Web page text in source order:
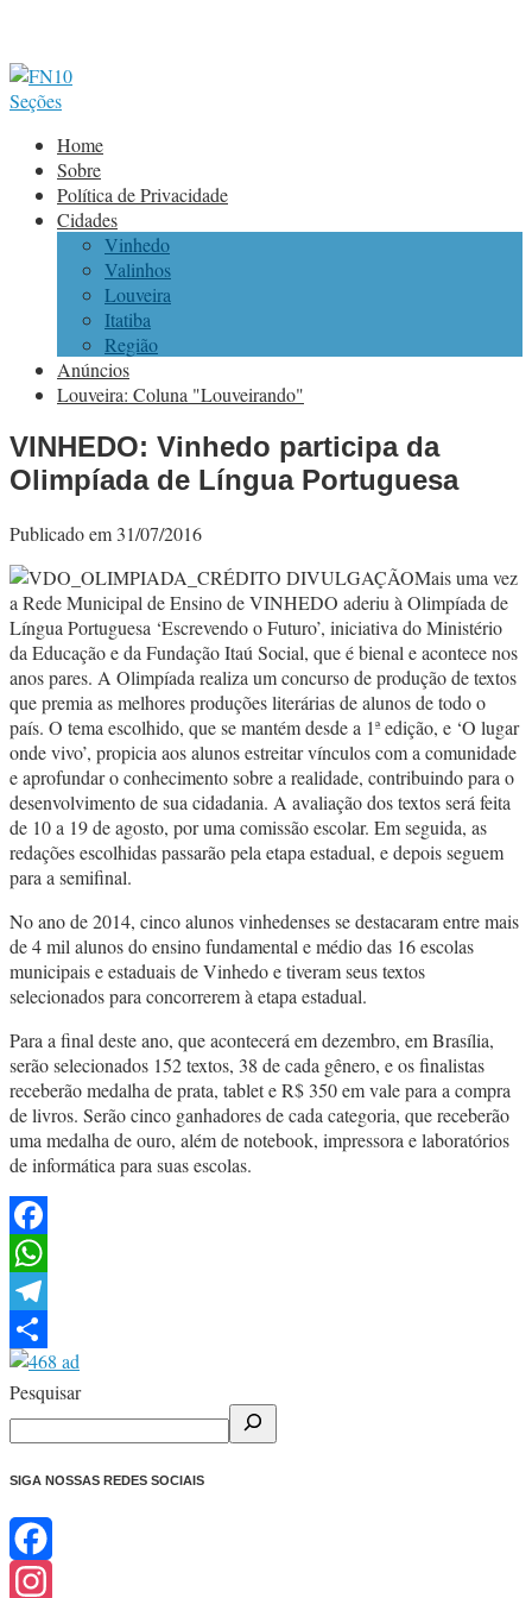
Seções
Home
Sobre
Política de Privacidade
Cidades
Vinhedo
Valinhos
Louveira
Itatiba
Região
Anúncios
Louveira: Coluna "Louveirando"
VINHEDO: Vinhedo participa da
Olimpíada de Língua Portuguesa
Publicado em 31/07/2016
Mais uma vez
a Rede Municipal de Ensino de VINHEDO aderiu à Olimpíada de
Língua Portuguesa ‘Escrevendo o Futuro’, iniciativa do Ministério
da Educação e da Fundação Itaú Social, que é bienal e acontece nos
anos pares. A Olimpíada realiza um concurso de produção de textos
que premia as melhores produções literárias de alunos de todo o
país. O tema escolhido, que se mantém desde a 1ª edição, e ‘O lugar
onde vivo’, propicia aos alunos estreitar vínculos com a comunidade
e aprofundar o conhecimento sobre a realidade, contribuindo para o
desenvolvimento de sua cidadania. A avaliação dos textos será feita
de 10 a 19 de agosto, por uma comissão escolar. Em seguida, as
redações escolhidas passarão pela etapa estadual, e depois seguem
para a semifinal.
No ano de 2014, cinco alunos vinhedenses se destacaram entre mais
de 4 mil alunos do ensino fundamental e médio das 16 escolas
municipais e estaduais de Vinhedo e tiveram seus textos
selecionados para concorrerem à etapa estadual.
Para a final deste ano, que acontecerá em dezembro, em Brasília,
serão selecionados 152 textos, 38 de cada gênero, e os finalistas
receberão medalha de prata, tablet e R$ 350 em vale para a compra
de livros. Serão cinco ganhadores de cada categoria, que receberão
uma medalha de ouro, além de notebook, impressora e laboratórios
de informática para suas escolas.
Facebook
WhatsApp
Telegram
Share
Pesquisar
SIGA NOSSAS REDES SOCIAIS
Facebook